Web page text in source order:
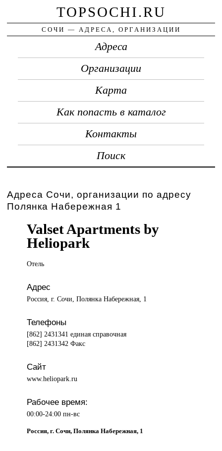
TOPSOCHI.RU
СОЧИ — АДРЕСА, ОРГАНИЗАЦИИ
Адреса
Организации
Карта
Как попасть в каталог
Контакты
Поиск
Адреса Сочи, организации по адресу
Полянка Набережная 1
Valset Apartments by
Heliopark
Отель
Адрес
Россия, г. Сочи, Полянка Набережная, 1
Телефоны
[862] 2431341 единая справочная
[862] 2431342 Факс
Сайт
www.heliopark.ru
Рабочее время:
00:00-24:00 пн-вс
Россия, г. Сочи, Полянка Набережная, 1